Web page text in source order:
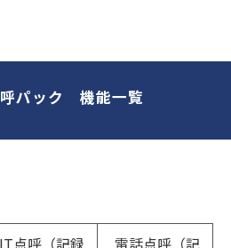
パック　機能一覧
IT点呼（記録
電話点呼（記